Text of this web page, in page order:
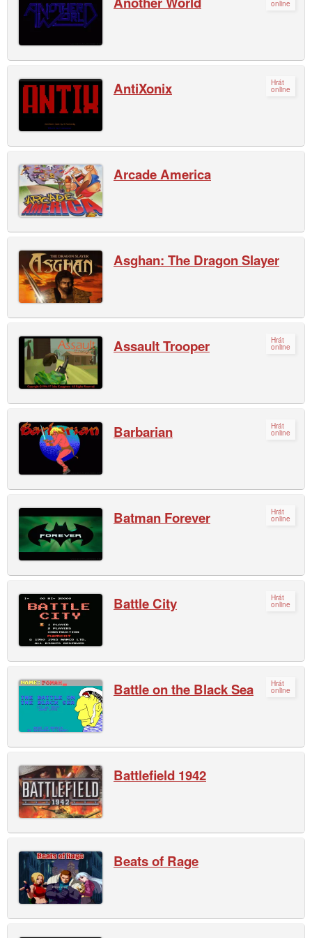
online
Hrát
online
AntiXonix
Arcade America
Asghan: The Dragon Slayer
Hrát
online
Assault Trooper
Hrát
online
Barbarian
Hrát
online
Batman Forever
Hrát
online
Battle City
Hrát
online
Battle on the Black Sea
Battlefield 1942
Beats of Rage